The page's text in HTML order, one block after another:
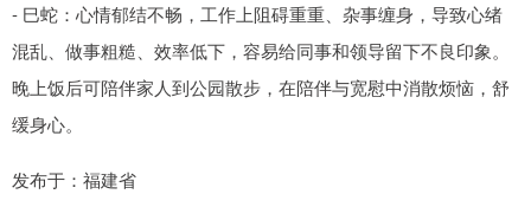
- 巳蛇：心情郁结不畅，工作上阻碍重重、杂事缠身，导致心绪
混乱、做事粗糙、效率低下，容易给同事和领导留下不良印象。
晚上饭后可陪伴家人到公园散步，在陪伴与宽慰中消散烦恼，舒
缓身心。
发布于：福建省